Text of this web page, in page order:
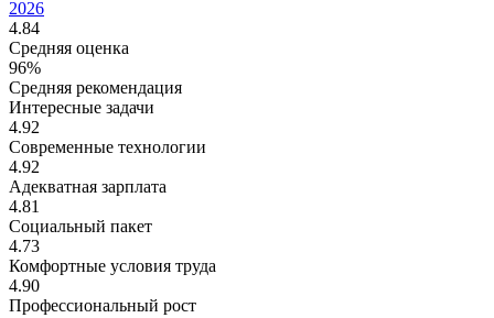
2026
4.84
Средняя оценка
96%
Средняя рекомендация
Интересные задачи
4.92
Современные технологии
4.92
Адекватная зарплата
4.81
Социальный пакет
4.73
Комфортные условия труда
4.90
Профессиональный рост